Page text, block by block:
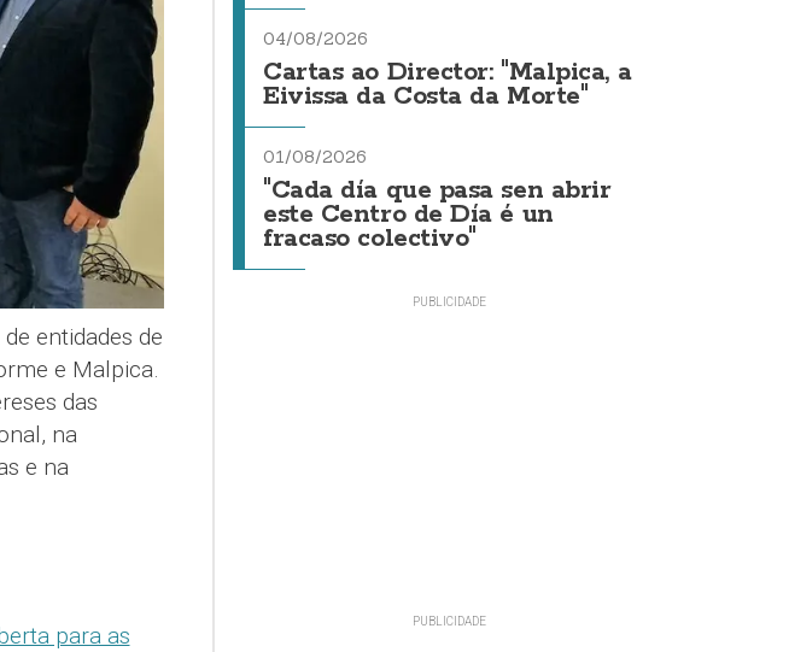
entidades de
e Malpica.
das
na
e na
para as
04/08/2026
Cartas ao Director: "Malpica, a
Eivissa da Costa da Morte"
01/08/2026
"Cada día que pasa sen abrir
este Centro de Día é un
fracaso colectivo"